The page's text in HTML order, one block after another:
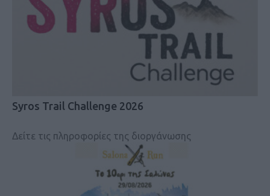
Syros Trail Challenge 2026
Δείτε τις πληροφορίες της διοργάνωσης